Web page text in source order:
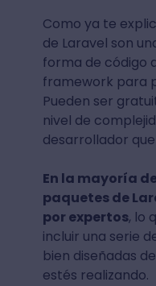
Como ya te
de Laravel son
forma de código
framework para
Pueden ser
nivel de
desarrollador
En la mayoría
paquetes de
por expertos, lo
incluir una serie
bien diseñadas
estés realizando.